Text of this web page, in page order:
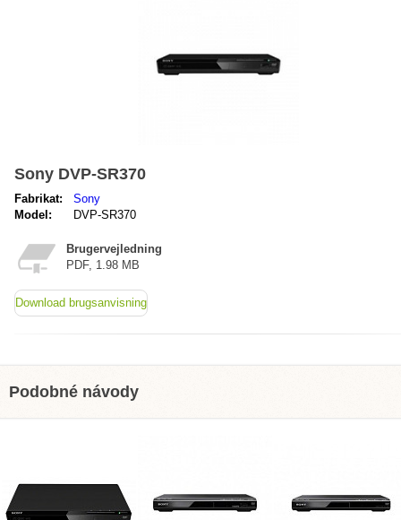
Sony DVP-SR370
Fabrikat:
Sony
Model:
DVP-SR370
Brugervejledning
PDF, 1.98 MB
Download brugsanvisning
Podobné návody